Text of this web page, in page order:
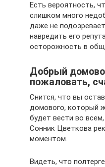
Есть вероятность,
слишком много
даже не
навредить его
осторожность в
Добрый
пожаловать,
Снится, что вы
домового, который
будет вести во
Сонник Цветкова
моментом.
Видеть, что